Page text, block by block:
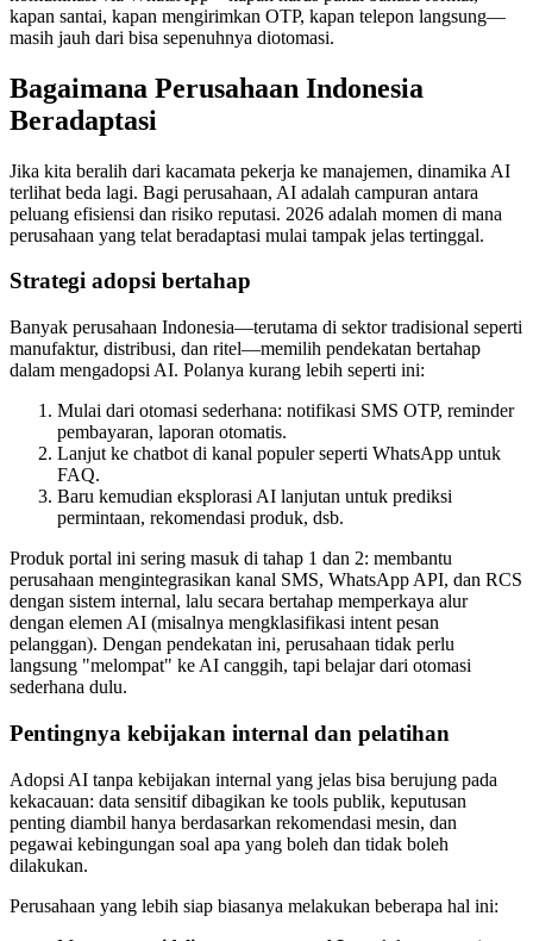
kapan santai, kapan mengirimkan OTP, kapan telepon langsung—
masih jauh dari bisa sepenuhnya diotomasi.
Bagaimana Perusahaan Indonesia
Beradaptasi
Jika kita beralih dari kacamata pekerja ke manajemen, dinamika AI
terlihat beda lagi. Bagi perusahaan, AI adalah campuran antara
peluang efisiensi dan risiko reputasi. 2026 adalah momen di mana
perusahaan yang telat beradaptasi mulai tampak jelas tertinggal.
Strategi adopsi bertahap
Banyak perusahaan Indonesia—terutama di sektor tradisional seperti
manufaktur, distribusi, dan ritel—memilih pendekatan bertahap
dalam mengadopsi AI. Polanya kurang lebih seperti ini:
Mulai dari otomasi sederhana: notifikasi SMS OTP, reminder
pembayaran, laporan otomatis.
Lanjut ke chatbot di kanal populer seperti WhatsApp untuk
FAQ.
Baru kemudian eksplorasi AI lanjutan untuk prediksi
permintaan, rekomendasi produk, dsb.
Produk portal ini sering masuk di tahap 1 dan 2: membantu
perusahaan mengintegrasikan kanal SMS, WhatsApp API, dan RCS
dengan sistem internal, lalu secara bertahap memperkaya alur
dengan elemen AI (misalnya mengklasifikasi intent pesan
pelanggan). Dengan pendekatan ini, perusahaan tidak perlu
langsung "melompat" ke AI canggih, tapi belajar dari otomasi
sederhana dulu.
Pentingnya kebijakan internal dan pelatihan
Adopsi AI tanpa kebijakan internal yang jelas bisa berujung pada
kekacauan: data sensitif dibagikan ke tools publik, keputusan
penting diambil hanya berdasarkan rekomendasi mesin, dan
pegawai kebingungan soal apa yang boleh dan tidak boleh
dilakukan.
Perusahaan yang lebih siap biasanya melakukan beberapa hal ini: